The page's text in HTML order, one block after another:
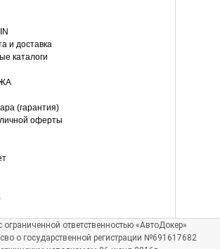
и доставка
каталоги
(гарантия)
оферты
ответственностью «АвтоДокер»
о государственной регистрации №691617682